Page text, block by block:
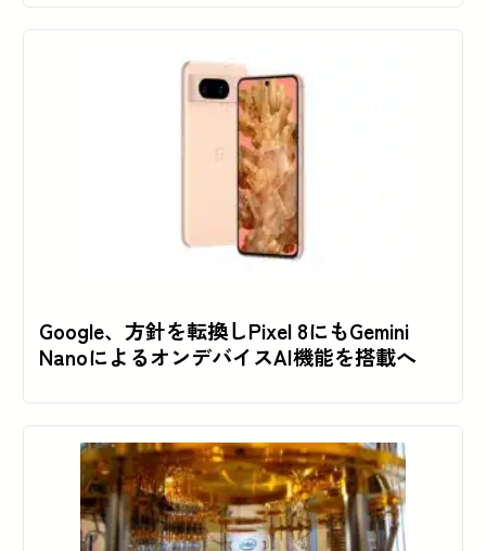
Google、方針を転換しPixel 8にもGemini
NanoによるオンデバイスAI機能を搭載へ